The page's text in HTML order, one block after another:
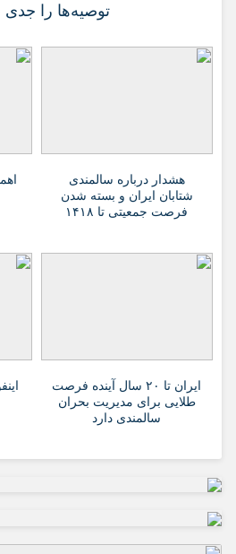
توصیه‌ها را جدی
هشدار درباره سالمندی
شتابان ایران و بسته شدن
فرصت جمعیتی تا ۱۴۱۸
ایران تا ۲۰ سال آینده فرصت
طلایی برای مدیریت بحران
سالمندی دارد